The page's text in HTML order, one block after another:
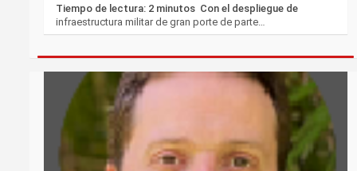
Tiempo de lectura: 2 minutos Con el despliegue de
infraestructura militar de gran porte de parte…